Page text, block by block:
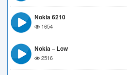
Nokia 6210
1654
Nokia – Low
2516